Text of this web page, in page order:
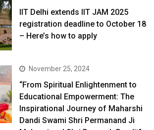
IIT Delhi extends IIT JAM 2025
registration deadline to October 18
– Here’s how to apply
November 25, 2024
“From Spiritual Enlightenment to
Educational Empowerment: The
Inspirational Journey of Maharshi
Dandi Swami Shri Permanand Ji